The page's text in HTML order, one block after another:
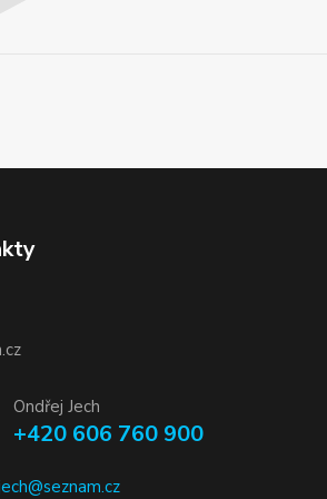
Ondřej Jech
+420 606 760 900